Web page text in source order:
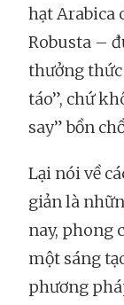
hạt Arabica
Robusta –
thưởng thức
táo”, chứ
say” bồn
Lại nói về
giản là
nay, phong
một sáng
phương